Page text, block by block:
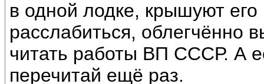
в одной лодке, крышуют
расслабиться, облегчённо
читать работы ВП СССР. А
перечитай ещё раз.